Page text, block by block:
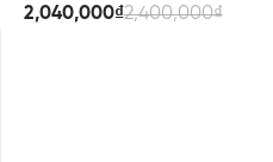
Aristino Regular Fit AJK607EDP01
2,040,000₫2,400,000₫